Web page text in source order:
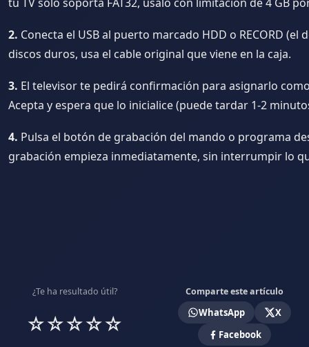
2. Conecta el USB al puerto marcado HDD o RECORD (el
discos duros, usa el cable original que viene en la caja.
3. El televisor te pedirá confirmación para asignarlo
Acepta y espera que lo inicialice (puede tardar 1-2
4. Pulsa el botón de grabación del mando o programa
grabación empieza inmediatamente, sin interrumpir lo
¿Te ha resultado útil? Comparte este artículo
☆☆☆☆☆ WhatsApp
X
Facebook